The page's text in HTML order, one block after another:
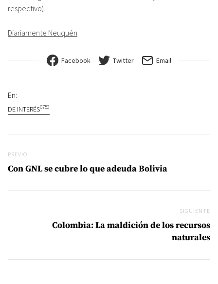
respectivo).
Diariamente Neuquén
Facebook Twitter Email
En:
DE INTERÉS6753
Previo
PREVIO
Con GNL se cubre lo que adeuda Bolivia
SIGUIENTE
Colombia: La maldición de los recursos
naturales